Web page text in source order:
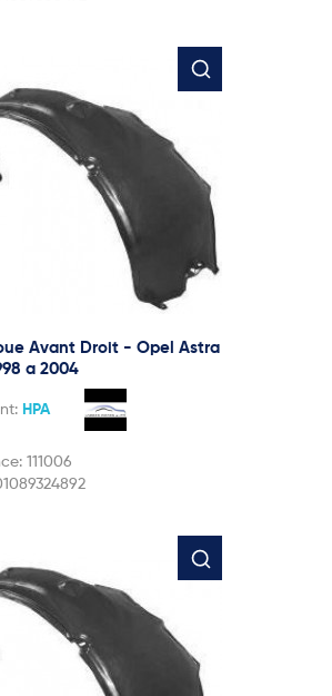
Avant Droit - Opel Astra
a 2004
HPA
111006